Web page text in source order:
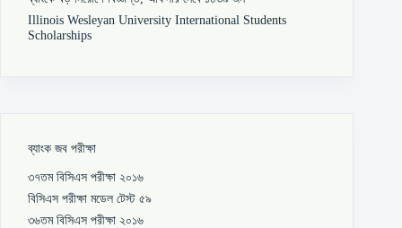
Illinois Wesleyan University International Students
Scholarships
ব্যাংক জব পরীক্ষা
৩৭তম বিসিএস পরীক্ষা ২০১৬
বিসিএস পরীক্ষা মডেল টেস্ট ৫৯
৩৬তম বিসিএস পরীক্ষা ২০১৬